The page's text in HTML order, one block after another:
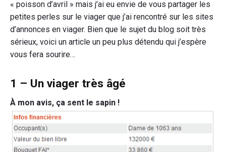
bétisier
du
viager"
« poisson d’avril » mais j’ai eu envie de vous partager les
petites perles sur le viager que j’ai rencontré sur les sites
d’annonces en viager. Bien que le sujet du blog soit très
sérieux, voici un article un peu plus détendu qui j’espère
vous fera sourire…
1 – Un viager très âgé
À mon avis, ça sent le sapin !